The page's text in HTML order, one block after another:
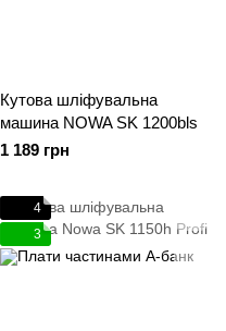
Кутова шліфувальна
машина NOWA SK 1200bls
1 189 грн
4
3